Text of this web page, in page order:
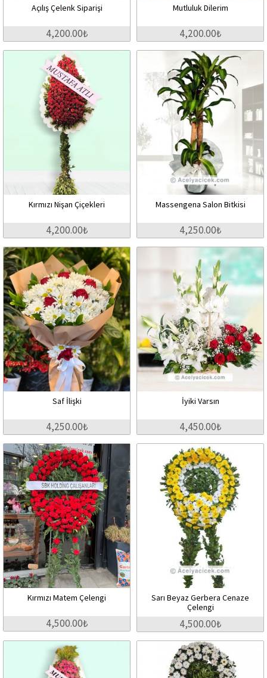
Açılış Çelenk Siparişi
4,200.00₺
Mutluluk Dilerim
4,200.00₺
Kırmızı Nişan Çiçekleri
4,200.00₺
Massengena Salon Bitkisi
4,250.00₺
Saf İlişki
4,250.00₺
İyiki Varsın
4,450.00₺
Kırmızı Matem Çelengi
4,500.00₺
Sarı Beyaz Gerbera Cenaze
Çelengi
4,500.00₺